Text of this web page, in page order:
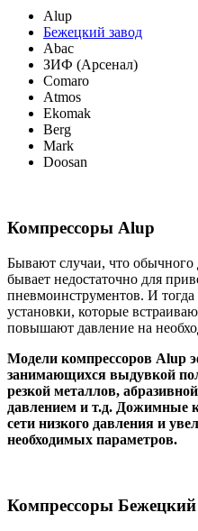
Alup
Бежецкий завод
Abac
ЗИФ (Арсенал)
Comaro
Atmos
Ekomak
Berg
Mark
Doosan
Компрессоры Alup
Бывают случаи, что обычного
бывает недостаточно для
пневмоинструментов. И
установки, которые
повышают давление на
Модели компрессоров Alup
занимающихся выдувкой
резкой металлов,
давлением и т.д. Дожимные
сети низкого давления и
необходимых параметров.
Компрессоры Бежецкий